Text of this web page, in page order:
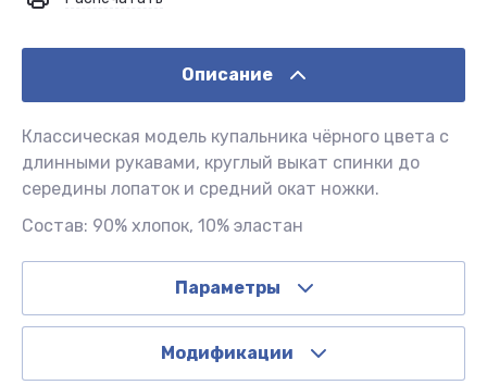
Описание
Классическая модель купальника чёрного цвета с
длинными рукавами, круглый выкат спинки до
середины лопаток и средний окат ножки.
Состав: 90% хлопок, 10% эластан
Параметры
Модификации